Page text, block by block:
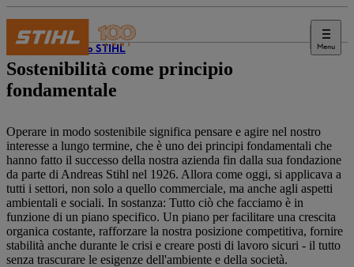
Menu
Il mondo STIHL
Sostenibilità come principio
fondamentale
Operare in modo sostenibile significa pensare e agire nel nostro
interesse a lungo termine, che è uno dei principi fondamentali che
hanno fatto il successo della nostra azienda fin dalla sua fondazione
da parte di Andreas Stihl nel 1926. Allora come oggi, si applicava a
tutti i settori, non solo a quello commerciale, ma anche agli aspetti
ambientali e sociali. In sostanza: Tutto ciò che facciamo è in
funzione di un piano specifico. Un piano per facilitare una crescita
organica costante, rafforzare la nostra posizione competitiva, fornire
stabilità anche durante le crisi e creare posti di lavoro sicuri - il tutto
senza trascurare le esigenze dell'ambiente e della società.